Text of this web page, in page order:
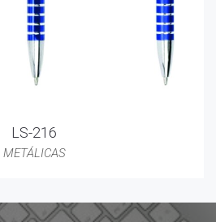
LS-216
METÁLICAS